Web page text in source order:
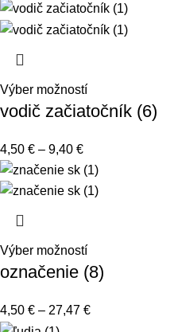
Výber možností
vodič začiatočník (6)
4,50 € – 9,40 €
Výber možností
označenie (8)
4,50 € – 27,47 €